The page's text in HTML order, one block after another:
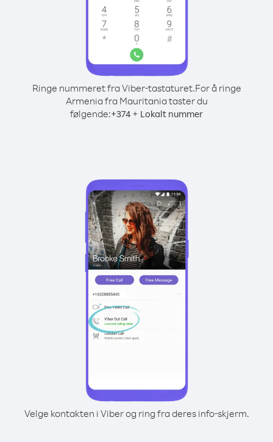
Ringe nummeret fra Viber-tastaturet.For å ringe
Armenia fra Mauritania taster du
følgende:+374 + Lokalt nummer
Velge kontakten i Viber og ring fra deres info-skjerm.